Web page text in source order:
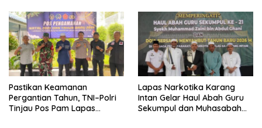
Pastikan Keamanan
Pergantian Tahun, TNI–Polri
Tinjau Pos Pam Lapas
Lapas Narkotika Karang
Intan Gelar Haul Abah Guru
Sekumpul dan Muhasabah